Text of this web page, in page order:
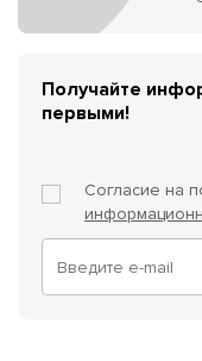
Получайте
первыми!
Согласие на